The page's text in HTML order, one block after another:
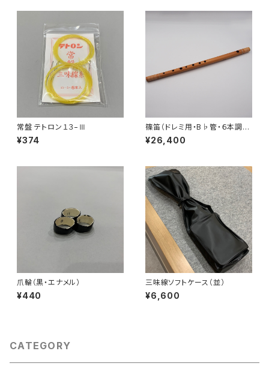
常盤 テトロン１３−Ⅲ
¥374
篠笛（ドレミ用・B♭管・６本調
子）
¥26,400
爪輪（黒・エナメル）
¥440
三味線ソフトケース（並）
¥6,600
CATEGORY